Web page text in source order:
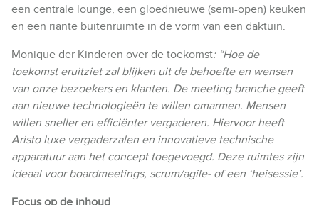
een centrale lounge, een gloednieuwe (semi-open) keuken
en een riante buitenruimte in de vorm van een daktuin.
Monique der Kinderen over de toekomst: “Hoe de
toekomst eruitziet zal blijken uit de behoefte en wensen
van onze bezoekers en klanten. De meeting branche geeft
aan nieuwe technologieën te willen omarmen. Mensen
willen sneller en efficiënter vergaderen. Hiervoor heeft
Aristo luxe vergaderzalen en innovatieve technische
apparatuur aan het concept toegevoegd. Deze ruimtes zijn
ideaal voor boardmeetings, scrum/agile- of een ‘heisessie’.
Focus op de inhoud